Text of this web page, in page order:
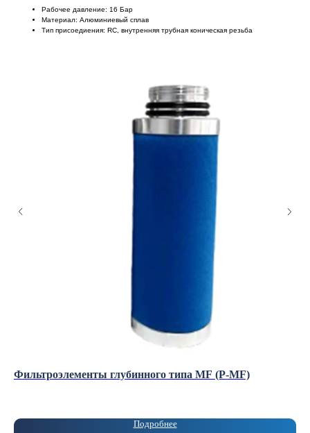
Рабочее давление: 16 Бар
Материал: Алюминиевый сплав
Тип присоедиения: RC, внутренняя трубная коническая резьба
Фильтроэлементы глубинного типа MF (P-MF)
Подробнее